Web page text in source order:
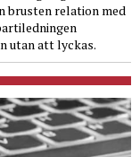
brusten relation med
utan att lyckas.